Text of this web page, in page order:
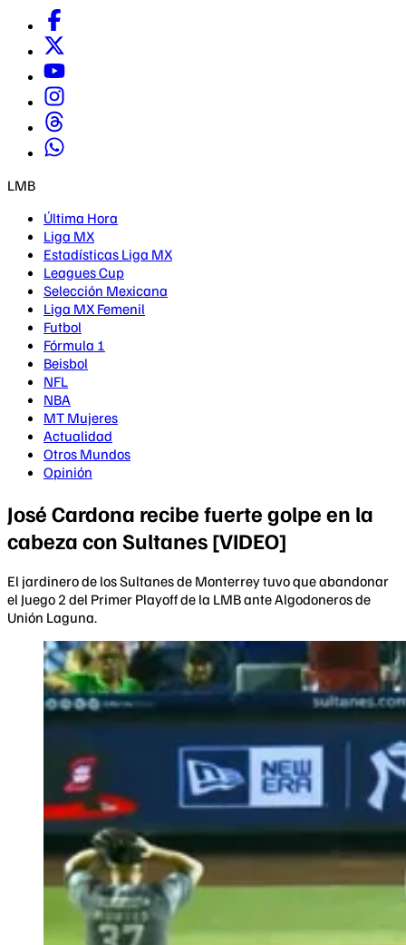
LMB
Última Hora
Liga MX
Estadísticas Liga MX
Leagues Cup
Selección Mexicana
Liga MX Femenil
Futbol
Fórmula 1
Beisbol
NFL
NBA
MT Mujeres
Actualidad
Otros Mundos
Opinión
José Cardona recibe fuerte golpe en la
cabeza con Sultanes [VIDEO]
El jardinero de los Sultanes de Monterrey tuvo que abandonar
el Juego 2 del Primer Playoff de la LMB ante Algodoneros de
Unión Laguna.